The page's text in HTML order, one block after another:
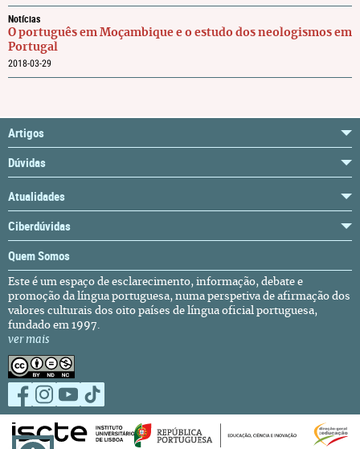
Notícias
O português em Moçambique e o estudo dos neologismos em
Portugal
2018-03-29
Artigos
Dúvidas
Atualidades
Ciberdúvidas
Quem Somos
Este é um espaço de esclarecimento, informação, debate e
promoção da língua portuguesa, numa perspetiva de afirmação dos
valores culturais dos oito países de língua oficial portuguesa,
fundado em 1997.
ver mais